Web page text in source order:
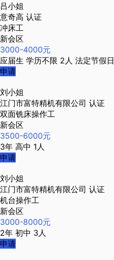
吕小姐
意奇高 认证
冲床工
新会区
3000-4000元
应届生 学历不限 2人 法定节假日
申请
刘小姐
江门市富特精机有限公司 认证
双面铣床操作工
新会区
3500-6000元
3年 高中 1人
申请
刘小姐
江门市富特精机有限公司 认证
机台操作工
新会区
3000-8000元
2年 初中 3人
申请